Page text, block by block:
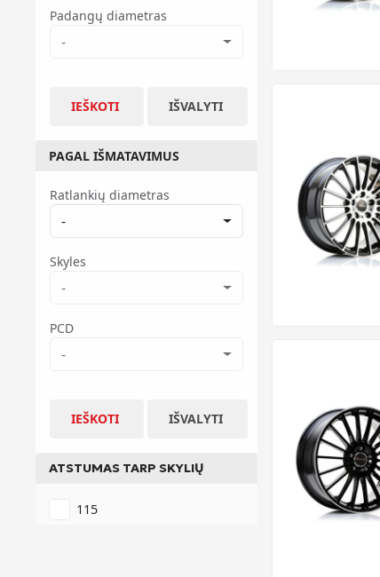
Padangų diametras
-
IEŠKOTI IŠVALYTI
PAGAL IŠMATAVIMUS
Ratlankių diametras
-
Skyles
-
PCD
-
IEŠKOTI IŠVALYTI
ATSTUMAS TARP SKYLIŲ
115